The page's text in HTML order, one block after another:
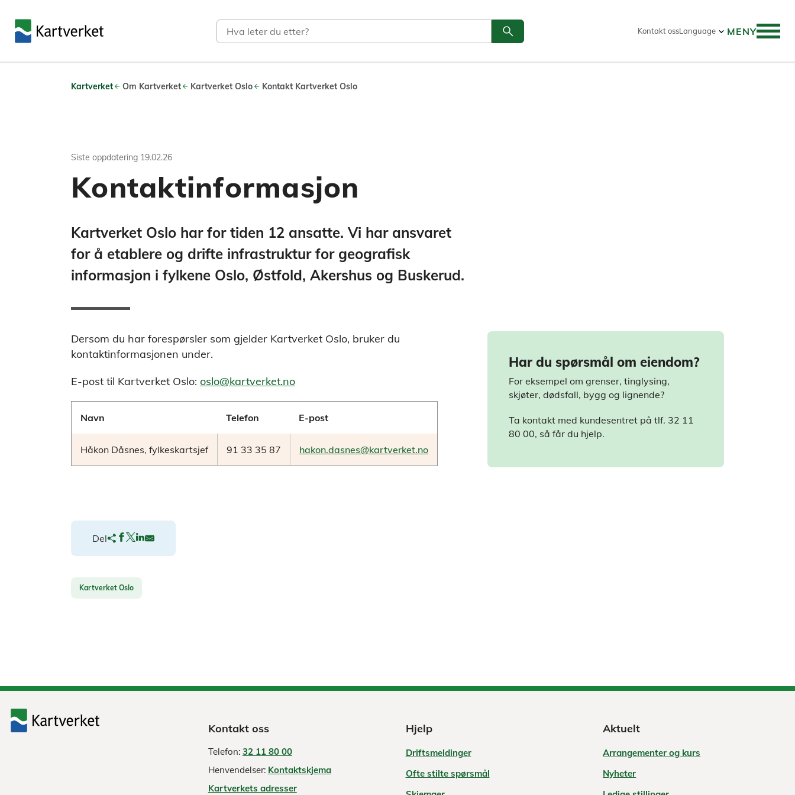
Søk
Søk
search Kontakt ossLanguage MENY
Kartverket Om Kartverket Kartverket Oslo Kontakt Kartverket Oslo
Siste oppdatering 19.02.26
Kontaktinformasjon
Kartverket Oslo har for tiden 12 ansatte. Vi har ansvaret
for å etablere og drifte infrastruktur for geografisk
informasjon i fylkene Oslo, Østfold, Akershus og Buskerud.
Har du spørsmål om eiendom?
For eksempel om grenser, tinglysing,
skjøter, dødsfall, bygg og lignende?
Ta kontakt med kundesentret på tlf. 32 11
80 00, så får du hjelp.
Dersom du har forespørsler som gjelder Kartverket Oslo, bruker du
kontaktinformasjonen under.
E-post til Kartverket Oslo: oslo@kartverket.no
Navn Telefon E-post
Håkon Dåsnes, fylkeskartsjef 91 33 35 87 hakon.dasnes@kartverket.no
Del
Kartverket Oslo
Kontakt oss
Telefon: 32 11 80 00
Henvendelser: Kontaktskjema
Kartverkets adresser
Hjelp
Driftsmeldinger
Ofte stilte spørsmål
Aktuelt
Arrangementer og kurs
Nyheter